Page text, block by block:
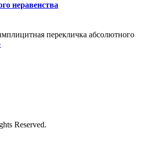
неравенства
перекличка абсолютного
Reserved.